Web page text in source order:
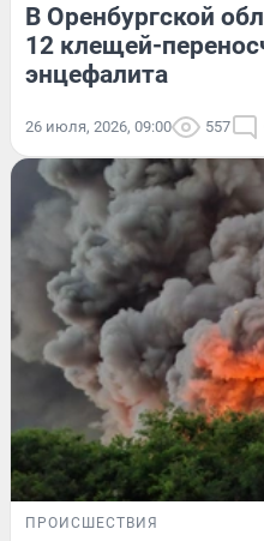
В Оренбургской
12 клещей-
энцефалита
26 июля, 2026, 09:00 557
ПРОИСШЕСТВИЯ